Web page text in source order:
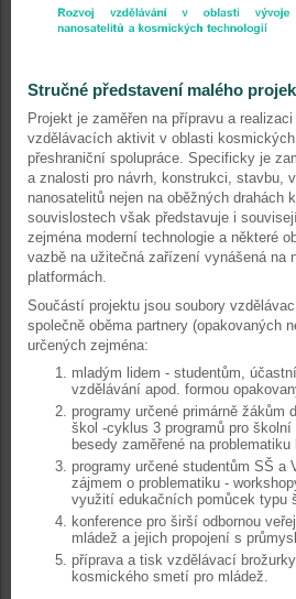
Stručné představení malého
Projekt je zaměřen na přípravu a
vzdělávacích aktivit v oblasti
přeshraniční spolupráce. Specificky je
a znalosti pro návrh, konstrukci, stavbu,
nanosatelitů nejen na oběžných drahách
souvislostech však představuje i
zejména moderní technologie a některé
vazbě na užitečná zařízení vynášená na
platformách.
Součástí projektu jsou soubory
společně oběma partnery (opakovaných
určených zejména:
mladým lidem - studentům,
vzdělávání apod. formou
programy určené primárně žákům
škol -cyklus 3 programů pro
besedy zaměřené na
programy určené studentům SŠ a
zájmem o problematiku -
využití edukačních pomůcek typu
konference pro širší odbornou
mládež a jejich propojení s
příprava a tisk vzdělávací
kosmického smetí pro mládež.